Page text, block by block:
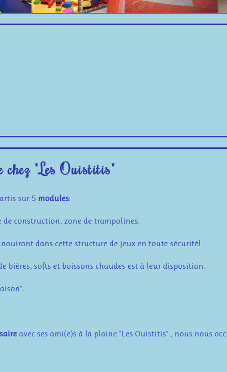
chez "Les Ouistitis"
sur 5 modules:
de construction, zone de trampolines.
dans cette structure de jeux en toute sécurité!
bières, softs et boissons chaudes est à leur disposition.
avec ses ami(e)s à la plaine “Les Ouistitis” , nous nous